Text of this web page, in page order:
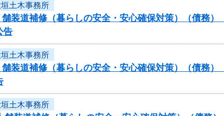
垣土木事務所
装道補修（暮らしの安全・安心確保対策）（債務
告
垣土木事務所
装道補修（暮らしの安全・安心確保対策）（債務
垣土木事務所